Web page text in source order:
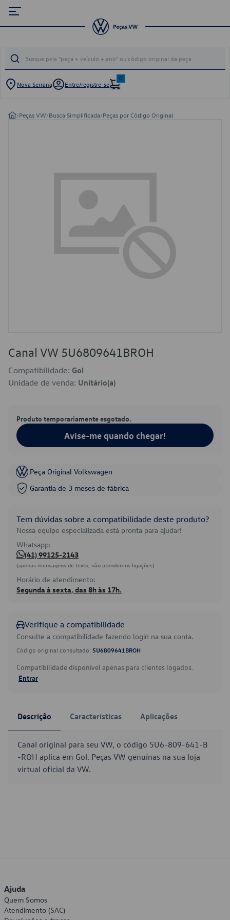
Nova Serrana Entre/registre-se
0
/Peças VW/Busca Simplificada/Peças por Código Original
Canal VW 5U6809641BROH
Compatibilidade: Gol
Unidade de venda: Unitário(a)
Produto temporariamente esgotado.
Avise-me quando chegar!
Peça Original Volkswagen
Garantia de 3 meses de fábrica
Tem dúvidas sobre a compatibilidade deste produto?
Nossa equipe especializada está pronta para ajudar!
Whatsapp:
(41) 99125-2143
(apenas mensagens de texto, não atendemos ligações)
Horário de atendimento:
Segunda à sexta, das 8h às 17h.
Verifique a compatibilidade
Consulte a compatibilidade fazendo login na sua conta.
Código original consultado: 5U6809641BROH
Compatibilidade disponível apenas para clientes logados.
Entrar
Descrição Características Aplicações
Canal original para seu VW, o código 5U6-809-641-B
-ROH aplica em Gol. Peças VW genuínas na sua loja
virtual oficial da VW.
Ajuda
Quem Somos
Atendimento (SAC)